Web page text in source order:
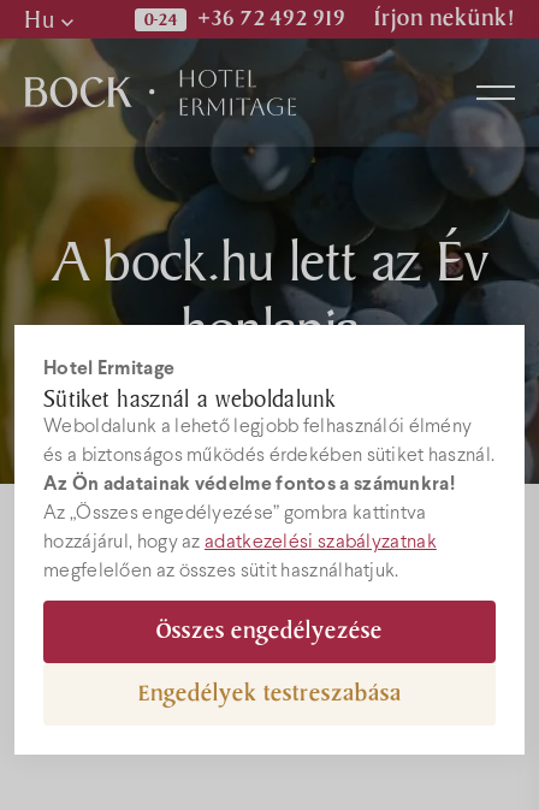
Hotel Ermitage
Sütiket használ a weboldalunk
Weboldalunk a lehető legjobb felhasználói élmény
és a biztonságos működés érdekében sütiket használ.
Az Ön adatainak védelme fontos a számunkra!
Az „Összes engedélyezése” gombra kattintva
hozzájárul, hogy azadatkezelési szabályzatnak
megfelelően az összes sütit használhatjuk.
Összes engedélyezése
Engedélyek testreszabása
En
Hu +36 72 492 919 Írjon nekünk!
A bock.hu lett az Év
honlapja
Idén a bock.hu nyerte el Az Év Honlapja címet
vendéglátás kategóriában.
Szobák
Wellness & Spa
Étterem
Képek
Árak
Akciók